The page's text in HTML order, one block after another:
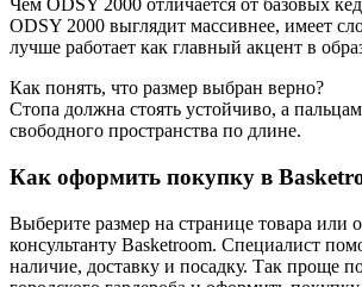
Чем ODSY 2000 отличается от базовых
ODSY 2000 выглядит массивнее, имеет
лучше работает как главный акцент в
Как понять, что размер выбран верно?
Стопа должна стоять устойчиво, а
свободного пространства по длине.
Как оформить покупку в
Выберите размер на странице товара или
консультанту Basketroom. Специалист
наличие, доставку и посадку. Так проще